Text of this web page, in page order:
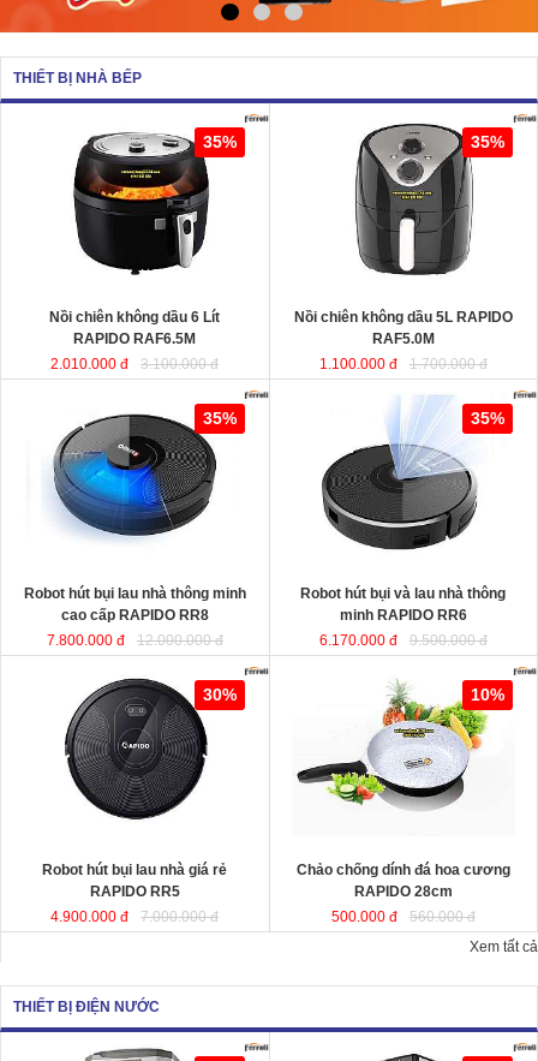
THIẾT BỊ NHÀ BẾP
Nồi chiên không dầu 6 Lít RAPIDO
sử dụng chất liệu nhựa
ABS an toàn và bền bỉ. Ngoài ra,
lòng nồi được sản xuất từ chất liệu
thép không gỉ phủ men chống dính,
giúp cho thực phẩm không bị dính,
vỡ nát trong quá trình chiên, rán…
35%
Nồi chiên không dầu 6 Lít
RAPIDO RAF6.5M
2.010.000 đ
3.100.000 đ
Nồi chiên không dầu 5L RAPIDO
35%
Nồi chiên không dầu 5L RAPIDO
RAF5.0M
1.100.000 đ
1.700.000 đ
Robot hút bụi lau nhà thông minh
cao cấp RAPIDO RR8
35%
Robot hút bụi lau nhà thông minh
cao cấp RAPIDO RR8
7.800.000 đ
12.000.000 đ
Robot hút bụi và lau nhà thông minh
35%
Robot hút bụi và lau nhà thông
minh RAPIDO RR6
6.170.000 đ
9.500.000 đ
Robot hút bụi lau nhà giá rẻ
RAPIDO RR5
30%
Robot hút bụi lau nhà giá rẻ
RAPIDO RR5
4.900.000 đ
7.000.000 đ
Chảo chống dính đá hoa cương
chất liệu nhôm đúc
nguyên khối giữ nhiệt tốt, thiết kế
hiện đại tiết kiệt năng lượng giúp
món ăn chín đều và nhanh hơn.
10%
Chảo chống dính đá hoa cương
RAPIDO 28cm
500.000 đ
560.000 đ
Xem tất cả
THIẾT BỊ ĐIỆN NƯỚC
Quạt hơi nước công suất lớn
Quạt làm mát công suất lớn